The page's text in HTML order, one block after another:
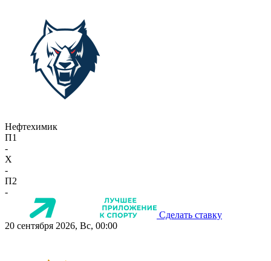
Нефтехимик
П1
-
X
-
П2
-
Сделать ставку
20 сентября 2026, Вс, 00:00